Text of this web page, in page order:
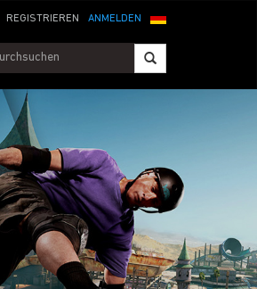
ANMELDEN
REGISTRIEREN